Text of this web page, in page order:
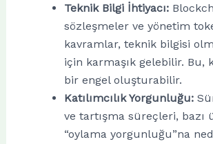
Teknik Bilgi İhtiyacı:
sözleşmeler ve yönetim
kavramlar, teknik bilgisi
için karmaşık gelebilir. Bu,
bir engel oluşturabilir.
Katılımcılık Yorgunluğu:
ve tartışma süreçleri, bazı
“oylama yorgunluğu”na